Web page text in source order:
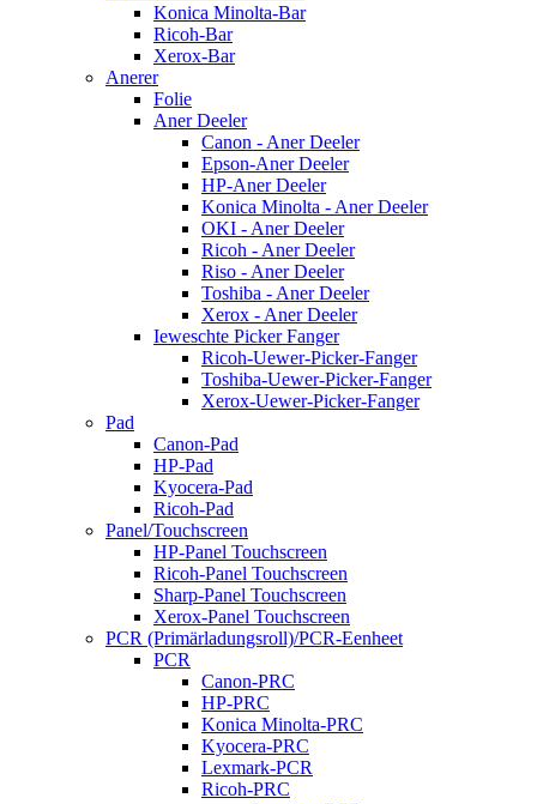
Konica Minolta-Bar
Ricoh-Bar
Xerox-Bar
Anerer
Folie
Aner Deeler
Canon - Aner Deeler
Epson-Aner Deeler
HP-Aner Deeler
Konica Minolta - Aner Deeler
OKI - Aner Deeler
Ricoh - Aner Deeler
Riso - Aner Deeler
Toshiba - Aner Deeler
Xerox - Aner Deeler
Ieweschte Picker Fanger
Ricoh-Uewer-Picker-Fanger
Toshiba-Uewer-Picker-Fanger
Xerox-Uewer-Picker-Fanger
Pad
Canon-Pad
HP-Pad
Kyocera-Pad
Ricoh-Pad
Panel/Touchscreen
HP-Panel Touchscreen
Ricoh-Panel Touchscreen
Sharp-Panel Touchscreen
Xerox-Panel Touchscreen
PCR (Primärladungsroll)/PCR-Eenheet
PCR
Canon-PRC
HP-PRC
Konica Minolta-PRC
Kyocera-PRC
Lexmark-PCR
Ricoh-PRC